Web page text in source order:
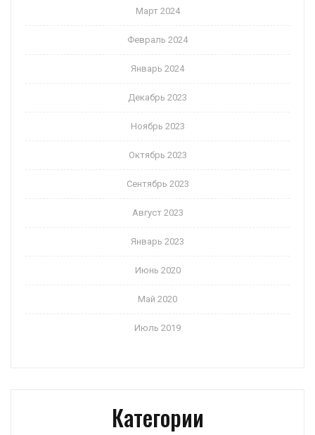
Март 2024
Февраль 2024
Январь 2024
Декабрь 2023
Ноябрь 2023
Октябрь 2023
Сентябрь 2023
Август 2023
Январь 2023
Июнь 2020
Май 2020
Июль 2019
Категории